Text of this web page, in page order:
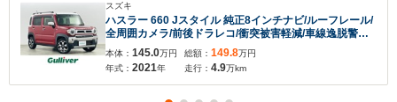
スズキ
ハスラー 660 Jスタイル 純正8インチナビ/ルーフレール/
全周囲カメラ/前後ドラレコ/衝突被害軽減/車線逸脱警報/
横滑り防止装置/ビルトインETC/アイドリングストッ
プ/LED/フォグランプ/オートライト/ウィンカーミラー
本体： 145.0万円
年式： 2021年
総額： 149.8万円
走行： 4.9万km